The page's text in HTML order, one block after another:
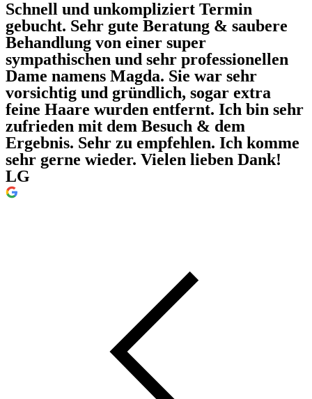
Schnell und unkompliziert Termin
gebucht. Sehr gute Beratung & saubere
Behandlung von einer super
sympathischen und sehr professionellen
Dame namens Magda. Sie war sehr
vorsichtig und gründlich, sogar extra
feine Haare wurden entfernt. Ich bin sehr
zufrieden mit dem Besuch & dem
Ergebnis. Sehr zu empfehlen. Ich komme
sehr gerne wieder. Vielen lieben Dank!
LG